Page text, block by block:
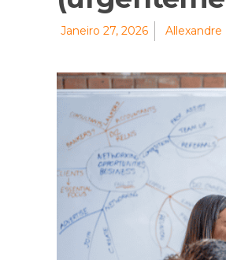
Janeiro 27, 2026 Allexandre